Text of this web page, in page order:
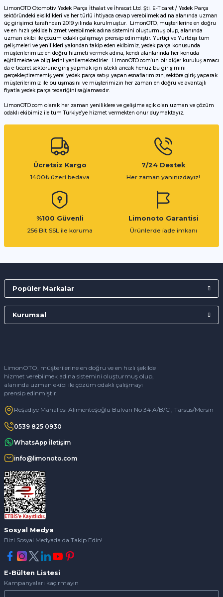
Ürün resmi kalitesiz, bozuk veya görüntülenemiyor.
Ürün açıklamasında eksik bilgiler bulunuyor.
Ürün bilgilerinde hatalar bulunuyor.
Ürün fiyatı diğer sitelerden daha pahalı.
Bu ürüne benzer farklı alternatifler olmalı.
LimonOTO Otomotiv Yedek Parça İthalat ve İhracat Ltd. Şti. E-Ticaret / Yedek Parça
sektöründeki eksiklikleri ve her türlü ihtiyaca cevap verebilmek adına alanında uzman
üç girişimci tarafından 2019 yılında kurulmuştur. LimonOTO, müşterilerine en doğru
ve en hızlı şekilde hizmet verebilmek adına sistemini oluşturmuş olup, alanında
uzman ekibi ile çözüm odaklı çalışmayı prensip edinmiştir. Yurtiçi ve Yurtdışı tüm
gelişmeleri ve yenilikleri yakından takip eden ekibimiz, yedek parça konusunda
müşterilerimize en doğru hizmeti vermek adına, kendi alanlarında her konuda
eğitilmekte ve bilgilerini yenilemektedirler. LimonOTO.com’un bir diğer kuruluş amacı
da e-ticaret sektörüne giriş yapmak için istekli ancak henüz bu girişimini
gerçekleştirememiş yerel yedek parça satışı yapan esnaflarımızın, sektöre giriş yaparak
müşterilerimiz ile buluşmasını ve müşterimizin her zaman en doğru ve avantajlı
fiyatla yedek parça tedariğini sağlamasıdır.
LimonOTO.com olarak her zaman yeniliklere ve gelişime açık olan uzman ve çözüm
odaklı ekibimiz ile tüm Türkiye’ye hizmet vermekten onur duymaktayız.
Ücretsiz Kargo
1400₺ üzeri bedava
7/24 Destek
Her zaman yanınızdayız!
%100 Güvenli
256 Bit SSL ile koruma
Limonoto Garantisi
Ürünlerde iade imkanı
LimonOTO, müşterilerine en doğru ve en hızlı şekilde
hizmet verebilmek adına sistemini oluşturmuş olup,
alanında uzman ekibi ile çözüm odaklı çalışmayı
prensip edinmiştir.
Reşadiye Mahallesi Alimenteşoğlu Bulvarı No 34 A/B/C , Tarsus/Mersin
0539 825 0930
WhatsApp İletişim
info@limonoto.com
Popüler Markalar
Kurumsal
Sosyal Medya
Bizi Sosyal Medyada da Takip Edin!
E-Bülten Listesi
Kampanyaları kaçırmayın